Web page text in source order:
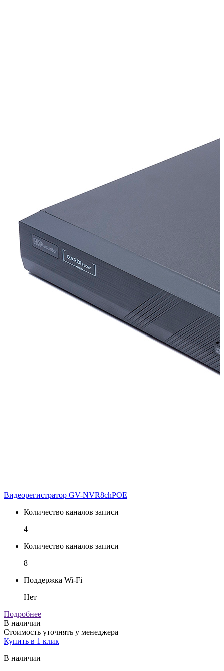
Видеорегистратор GV-NVR8chPOE
Количество каналов записи
4
Количество каналов записи
8
Поддержка Wi-Fi
Нет
Подробнее
В наличии
Стоимость уточнять у менеджера
Купить в 1 клик
В наличии